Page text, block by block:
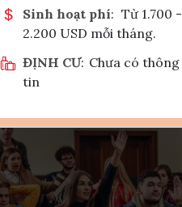
Sinh hoạt phí: Từ 1.700 -
2.200 USD mỗi tháng.
ĐỊNH CƯ: Chưa có thông
tin
Ghi danh
Tham vấn Interlink